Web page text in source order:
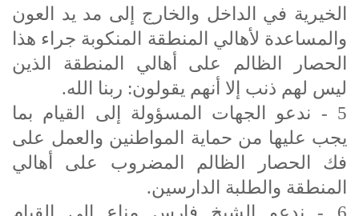
الخيرية في الداخل والخارج إلى مد يد العون
والمساعدة لأهالي المنطقة المنكوبة جراء هذا
الحصار الظالم على أهالي المنطقة الذين
ليس لهم ذنب إلا أنهم يقولون: ربنا الله.
5 - ندعو الجهات المسؤولة إلى القيام بما
يجب عليها من حماية المواطنين والعمل على
فك الحصار الظالم المضروب على أهالي
المنطقة والطلبة الدارسين.